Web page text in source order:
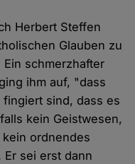
Herbert Steffen
Glauben zu
schmerzhafter
ihm auf, "dass
sind, dass es
kein Geistwesen,
ordnendes
sei erst dann